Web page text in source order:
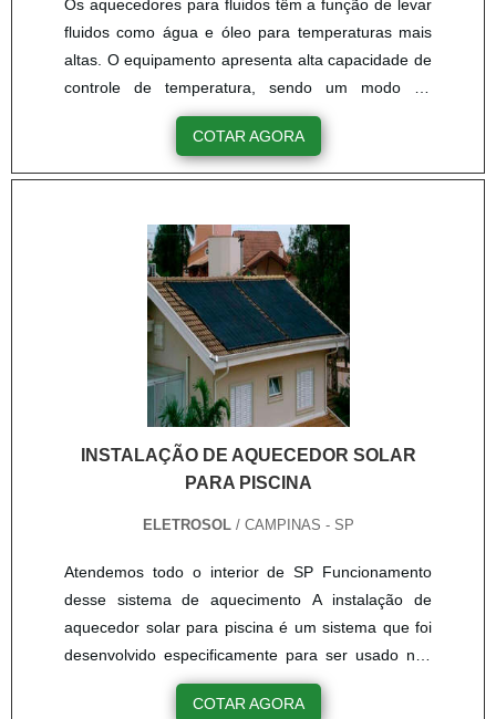
Os aquecedores para fluidos têm a função de levar
fluidos como água e óleo para temperaturas mais
altas. O equipamento apresenta alta capacidade de
controle de temperatura, sendo um modo de
segurança altamente importante. Os fluidos
industriais são usados como componentes de
processos produtivos que devem estar dentro de
no procedimento. é de grande importância contar
com aquecedores para fluidos de ....
COTAR AGORA
INSTALAÇÃO DE AQUECEDOR SOLAR
PARA PISCINA
ELETROSOL/ CAMPINAS - SP
Atendemos todo o interior de SP Funcionamento
desse sistema de aquecimento A instalação de
aquecedor solar para piscina é um sistema que foi
desenvolvido especificamente para ser usado nas
piscinas. Esse sistema é composto: Pelo
reservatório térmico que no caso é a própria
COTAR AGORA